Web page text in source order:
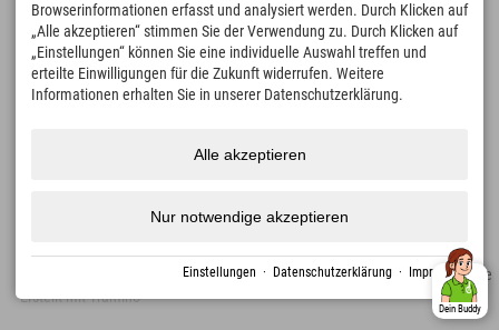
Zeit für Explorer Moments
166
Bergseen und Erlebnisbäder
4.634km
Pisten zum Skifahren und
97
Barrierefreiheit Presse Nachhaltigkeitszertifikate
Erstellt mit Tramino
Dein Buddy
Browserinformationen erfasst und analysiert werden. Durch Klicken auf
„Alle akzeptieren“ stimmen Sie der Verwendung zu. Durch Klicken auf
„Einstellungen“ können Sie eine individuelle Auswahl treffen und
erteilte Einwilligungen für die Zukunft widerrufen. Weitere
Informationen erhalten Sie in unserer Datenschutzerklärung.
Alle akzeptieren
Nur notwendige akzeptieren
Einstellungen · Datenschutzerklärung · Impressum